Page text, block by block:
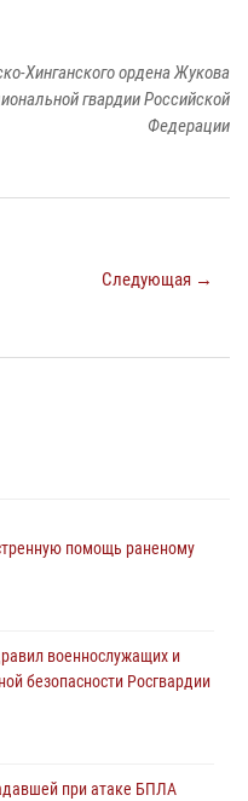
Хинганского ордена Жукова
гвардии Российской
Федерации
Следующая →
помощь раненому
военнослужащих и
безопасности Росгвардии
при атаке БПЛА